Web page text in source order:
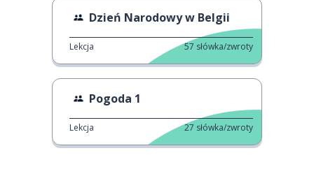
Dzień Narodowy w Belgii
Lekcja 57 słówka/zwroty
Pogoda 1
Lekcja 27 słówka/zwroty